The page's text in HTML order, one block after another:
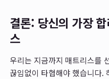
결론: 당신의 가장
스
우리는 지금까지 매트리스를
끊임없이 타협해야 했습니다.